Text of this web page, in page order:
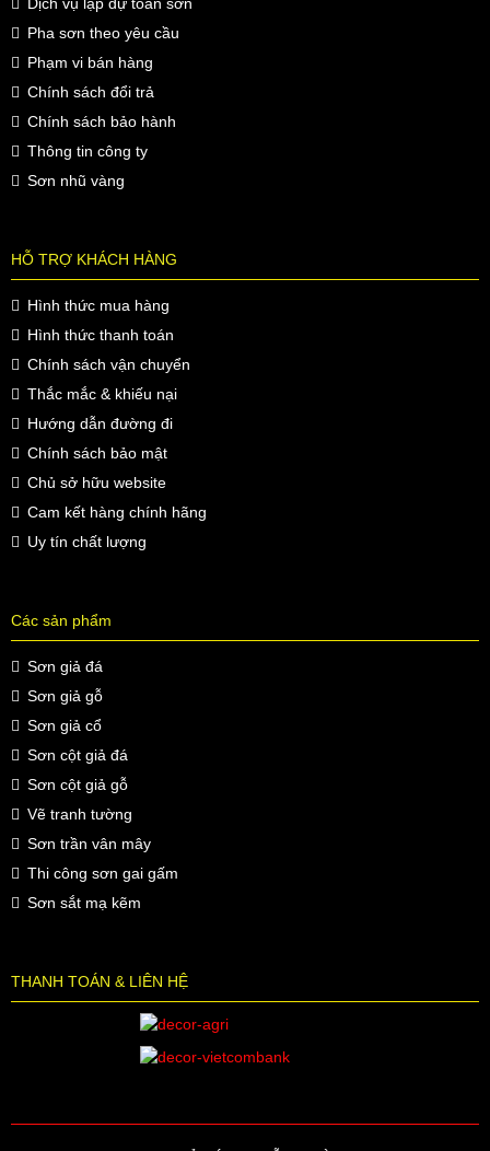
Dịch vụ lập dự toán sơn
Pha sơn theo yêu cầu
Phạm vi bán hàng
Chính sách đổi trả
Chính sách bảo hành
Thông tin công ty
Sơn nhũ vàng
HỖ TRỢ KHÁCH HÀNG
Hình thức mua hàng
Hình thức thanh toán
Chính sách vận chuyển
Thắc mắc & khiếu nại
Hướng dẫn đường đi
Chính sách bảo mật
Chủ sở hữu website
Cam kết hàng chính hãng
Uy tín chất lượng
Các sản phẩm
Sơn giả đá
Sơn giả gỗ
Sơn giả cổ
Sơn cột giả đá
Sơn cột giả gỗ
Vẽ tranh tường
Sơn trần vân mây
Thi công sơn gai gấm
Sơn sắt mạ kẽm
THANH TOÁN & LIÊN HỆ